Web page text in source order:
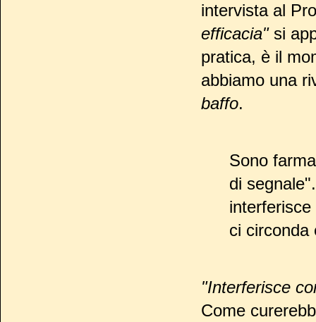
intervista al
efficacia"si
pratica, è il
abbiamo una
baffo.
Sono
di
ci circonda
"Interferisce
Come